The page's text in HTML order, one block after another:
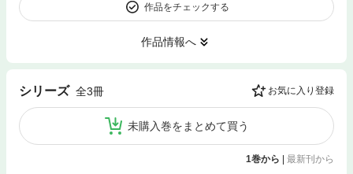
作品をチェックする
作品情報へ
シリーズ 全3冊 お気に入り登録
未購入巻をまとめて買う
1巻から | 最新刊から